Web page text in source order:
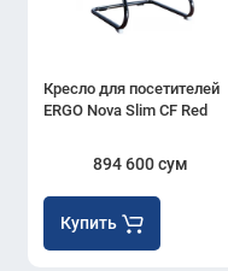
Кресло для посетителей
ERGO Nova Slim CF Red
894 600 сум
Купить